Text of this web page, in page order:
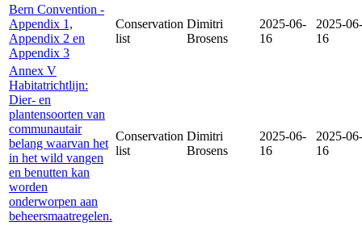
Bern Convention -
Appendix 1,
Appendix 2 en
Appendix 3
Conservation
list
Dimitri
Brosens
2025-06-
16
2025-06-
16
Annex V
Habitatrichtlijn:
Dier- en
plantensoorten van
communautair
belang waarvan het
in het wild vangen
en benutten kan
worden
onderworpen aan
beheersmaatregelen.
Conservation
list
Dimitri
Brosens
2025-06-
16
2025-06-
16